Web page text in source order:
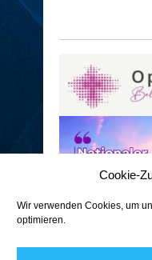
Cookie-
Wir verwenden Cookies, um
optimieren.